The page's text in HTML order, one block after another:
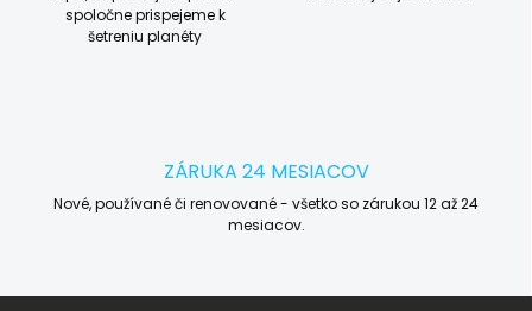
spoločne prispejeme k
šetreniu planéty
ZÁRUKA 24 MESIACOV
Nové, používané či renovované - všetko so zárukou 12 až 24
mesiacov.